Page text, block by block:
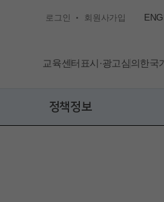
로그인 회원사가입
교육센터 표시·광고심의 한국
정책정보